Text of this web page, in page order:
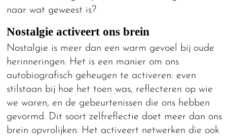
naar wat geweest is?
Nostalgie activeert ons brein
Nostalgie is meer dan een warm gevoel bij oude
herinneringen. Het is een manier om ons
autobiografisch geheugen te activeren: even
stilstaan bij hoe het toen was, reflecteren op wie
we waren, en de gebeurtenissen die ons hebben
gevormd. Dit soort zelfreflectie doet meer dan ons
brein opvrolijken. Het activeert netwerken die ook